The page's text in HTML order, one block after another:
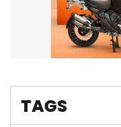
TAGS